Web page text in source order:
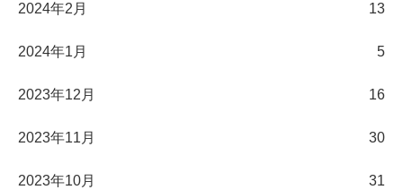
2024年2月 13
2024年1月 5
2023年12月 16
2023年11月 30
2023年10月 31